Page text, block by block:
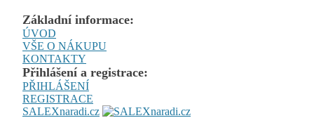
Základní informace:
ÚVOD
VŠE O NÁKUPU
KONTAKTY
Přihlášení a registrace:
PŘIHLÁŠENÍ
REGISTRACE
SALEXnaradi.cz